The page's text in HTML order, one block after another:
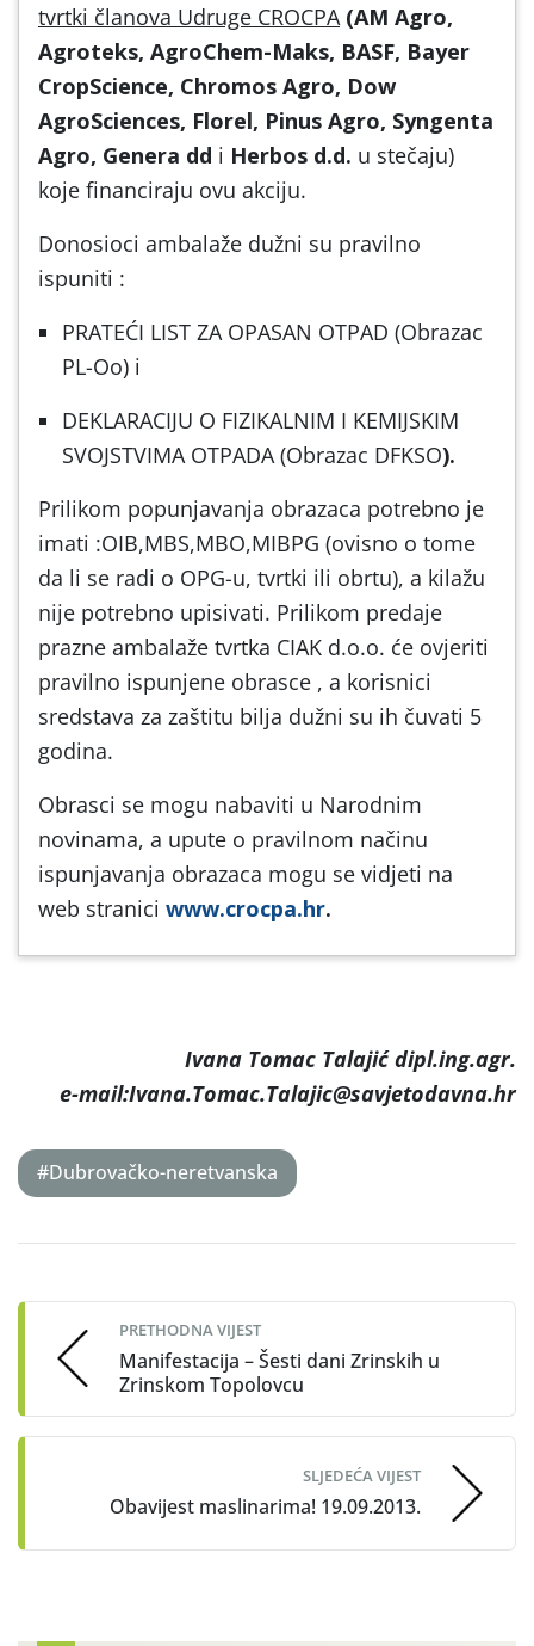
tvrtki članova Udruge CROCPA (AM Agro,
Agroteks, AgroChem-Maks, BASF, Bayer
CropScience, Chromos Agro, Dow
AgroSciences, Florel, Pinus Agro, Syngenta
Agro, Genera dd i Herbos d.d. u stečaju)
koje financiraju ovu akciju.
Donosioci ambalaže dužni su pravilno
ispuniti :
PRATEĆI LIST ZA OPASAN OTPAD (Obrazac
PL-Oo) i
DEKLARACIJU O FIZIKALNIM I KEMIJSKIM
SVOJSTVIMA OTPADA (Obrazac DFKSO).
Prilikom popunjavanja obrazaca potrebno je
imati :OIB,MBS,MBO,MIBPG (ovisno o tome
da li se radi o OPG-u, tvrtki ili obrtu), a kilažu
nije potrebno upisivati. Prilikom predaje
prazne ambalaže tvrtka CIAK d.o.o. će ovjeriti
pravilno ispunjene obrasce , a korisnici
sredstava za zaštitu bilja dužni su ih čuvati 5
godina.
Obrasci se mogu nabaviti u Narodnim
novinama, a upute o pravilnom načinu
ispunjavanja obrazaca mogu se vidjeti na
web stranici www.crocpa.hr.
Ivana Tomac Talajić dipl.ing.agr.
e-mail:Ivana.Tomac.Talajic@savjetodavna.hr
#Dubrovačko-neretvanska
navigation
PRETHODNA VIJEST
Manifestacija – Šesti dani Zrinskih u
Zrinskom Topolovcu
SLJEDEĆA VIJEST
Obavijest maslinarima! 19.09.2013.